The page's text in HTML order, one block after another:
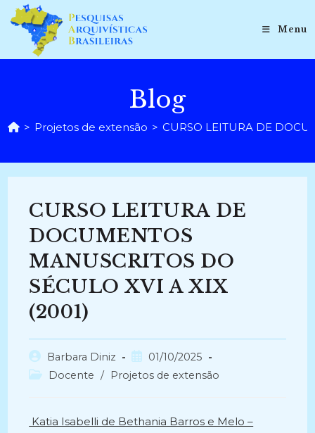
para
conteúdo
Menu
Blog
> Projetos de extensão > CURSO LEITURA DE
CURSO LEITURA DE
DOCUMENTOS
MANUSCRITOS DO
SÉCULO XVI A XIX
(2001)
Autor
do
Barbara Diniz
Post
publicado:
01/10/2025
Categoria
Docente / Projetos de extensão
Katia Isabelli de Bethania Barros e Melo –